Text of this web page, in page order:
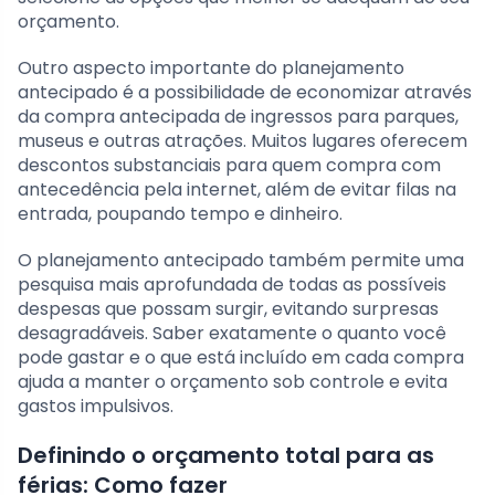
orçamento.
Outro aspecto importante do planejamento
antecipado é a possibilidade de economizar através
da compra antecipada de ingressos para parques,
museus e outras atrações. Muitos lugares oferecem
descontos substanciais para quem compra com
antecedência pela internet, além de evitar filas na
entrada, poupando tempo e dinheiro.
O planejamento antecipado também permite uma
pesquisa mais aprofundada de todas as possíveis
despesas que possam surgir, evitando surpresas
desagradáveis. Saber exatamente o quanto você
pode gastar e o que está incluído em cada compra
ajuda a manter o orçamento sob controle e evita
gastos impulsivos.
Definindo o orçamento total para as
férias: Como fazer